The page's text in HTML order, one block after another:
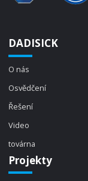
DADISICK
O nás
Osvědčení
Řešení
Video
továrna
Projekty